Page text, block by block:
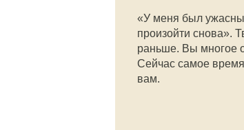
«У меня был
произойти снова».
раньше. Вы многое
Сейчас самое
вам.